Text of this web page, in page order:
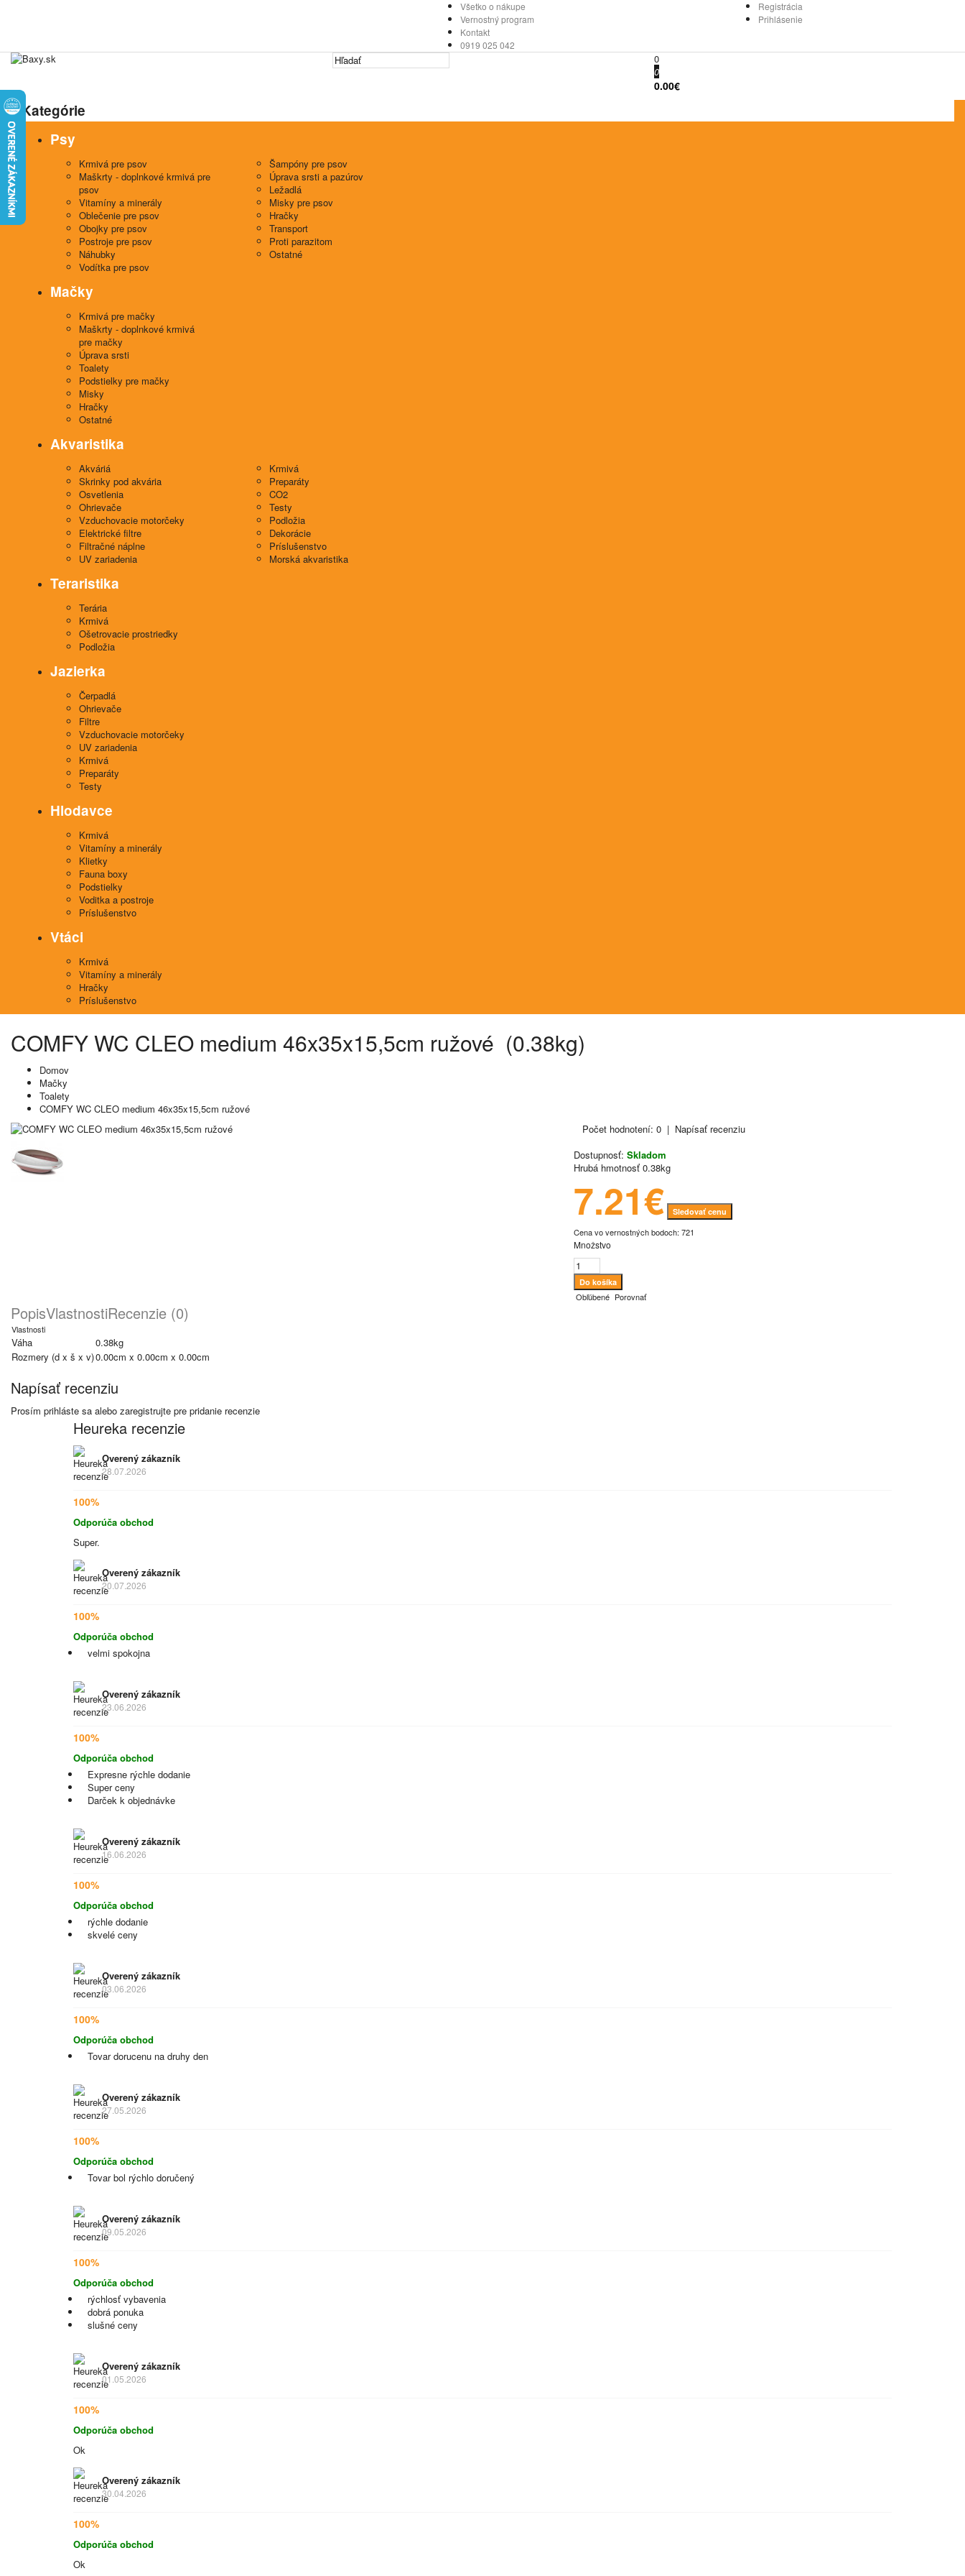
Všetko o nákupe
Vernostný program
Kontakt
0919 025 042
Registrácia
Prihlásenie
0
0
0.00€
Kategórie
Psy
Krmivá pre psov
Maškrty - doplnkové krmivá pre
psov
Vitamíny a minerály
Oblečenie pre psov
Obojky pre psov
Postroje pre psov
Náhubky
Vodítka pre psov
Šampóny pre psov
Úprava srsti a pazúrov
Ležadlá
Misky pre psov
Hračky
Transport
Proti parazitom
Ostatné
Mačky
Krmivá pre mačky
Maškrty - doplnkové krmivá
pre mačky
Úprava srsti
Toalety
Podstielky pre mačky
Misky
Hračky
Ostatné
Akvaristika
Akváriá
Skrinky pod akvária
Osvetlenia
Ohrievače
Vzduchovacie motorčeky
Elektrické filtre
Filtračné náplne
UV zariadenia
Krmivá
Preparáty
CO2
Testy
Podložia
Dekorácie
Príslušenstvo
Morská akvaristika
Teraristika
Terária
Krmivá
Ošetrovacie prostriedky
Podložia
Jazierka
Čerpadlá
Ohrievače
Filtre
Vzduchovacie motorčeky
UV zariadenia
Krmivá
Preparáty
Testy
Hlodavce
Krmivá
Vitamíny a minerály
Klietky
Fauna boxy
Podstielky
Voditka a postroje
Príslušenstvo
Vtáci
Krmivá
Vitamíny a minerály
Hračky
Príslušenstvo
COMFY WC CLEO medium 46x35x15,5cm ružové (0.38kg)
Domov
Mačky
Toalety
COMFY WC CLEO medium 46x35x15,5cm ružové
Počet hodnotení: 0 | Napísať recenziu
Dostupnosť: Skladom
Hrubá hmotnosť 0.38kg
7.21€ Sledovať cenu
Cena vo vernostných bodoch: 721
Množstvo
Obľúbené Porovnať
PopisVlastnostiRecenzie (0)
Vlastnosti
Váha
0.38kg
Rozmery (d x š x v)0.00cm x 0.00cm x 0.00cm
Napísať recenziu
Prosím prihláste sa alebo zaregistrujte pre pridanie recenzie
Heureka recenzie
Overený zákazník
28.07.2026
100%
Odporúča obchod
Super.
Overený zákazník
20.07.2026
100%
Odporúča obchod
velmi spokojna
Overený zákazník
23.06.2026
100%
Odporúča obchod
Expresne rýchle dodanie
Super ceny
Darček k objednávke
Overený zákazník
16.06.2026
100%
Odporúča obchod
rýchle dodanie
skvelé ceny
Overený zákazník
03.06.2026
100%
Odporúča obchod
Tovar dorucenu na druhy den
Overený zákazník
27.05.2026
100%
Odporúča obchod
Tovar bol rýchlo doručený
Overený zákazník
09.05.2026
100%
Odporúča obchod
rýchlosť vybavenia
dobrá ponuka
slušné ceny
Overený zákazník
01.05.2026
100%
Odporúča obchod
Ok
Overený zákazník
30.04.2026
100%
Odporúča obchod
Ok